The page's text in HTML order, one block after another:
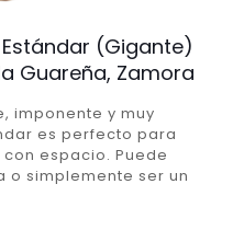
(Gigante)
Guareña, Zamora
imponente y muy
es perfecto para
espacio. Puede
simplemente ser un